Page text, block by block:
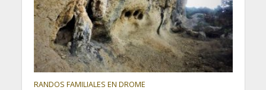
RANDOS FAMILIALES EN DROME